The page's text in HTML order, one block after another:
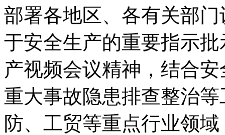
部署各地区、各有关部
于安全生产的重要指示
产视频会议精神，结合
重大事故隐患排查整治
防、工贸等重点行业领